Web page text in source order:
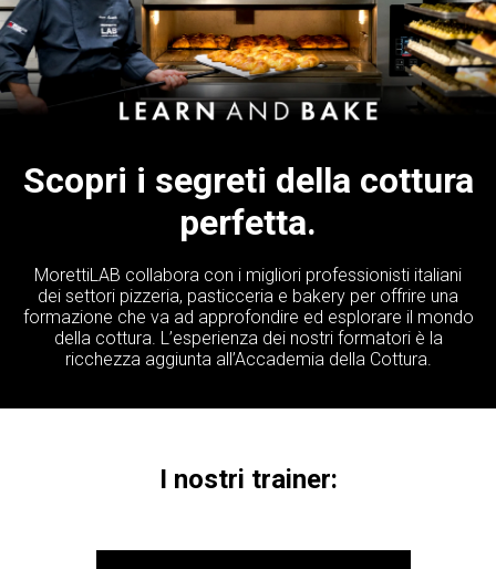
Scopri i segreti della cottura
perfetta.
MorettiLAB collabora con i migliori professionisti italiani
dei settori pizzeria, pasticceria e bakery per offrire una
formazione che va ad approfondire ed esplorare il mondo
della cottura. L’esperienza dei nostri formatori è la
ricchezza aggiunta all’Accademia della Cottura.
I nostri trainer: